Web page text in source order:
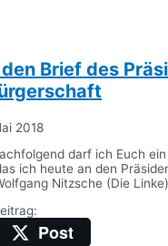
Brief des
2018
darf ich Euch
ich heute an den
Nitzsche (Die
Post